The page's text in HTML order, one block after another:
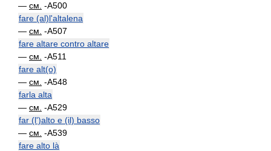
— см. -A500
fare (al)l'altalena
— см. -A507
fare altare contro altare
— см. -A511
fare alt(o)
— см. -A548
farla alta
— см. -A529
far (l')alto e (il) basso
— см. -A539
fare alto là